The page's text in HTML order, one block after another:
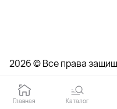
2026 © Все права
Главная Каталог